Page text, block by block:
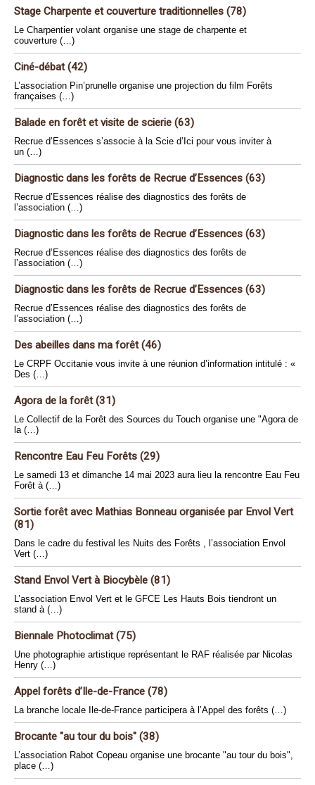
Stage Charpente et couverture traditionnelles (78)
Le Charpentier volant organise une stage de charpente et
couverture (…)
Ciné-débat (42)
L’association Pin’prunelle organise une projection du film Forêts
françaises (…)
Balade en forêt et visite de scierie (63)
Recrue d’Essences s’associe à la Scie d’Ici pour vous inviter à
un (…)
Diagnostic dans les forêts de Recrue d’Essences (63)
Recrue d’Essences réalise des diagnostics des forêts de
l’association (…)
Diagnostic dans les forêts de Recrue d’Essences (63)
Recrue d’Essences réalise des diagnostics des forêts de
l’association (…)
Diagnostic dans les forêts de Recrue d’Essences (63)
Recrue d’Essences réalise des diagnostics des forêts de
l’association (…)
Des abeilles dans ma forêt (46)
Le CRPF Occitanie vous invite à une réunion d’information intitulé : «
Des (…)
Agora de la forêt (31)
Le Collectif de la Forêt des Sources du Touch organise une "Agora de
la (…)
Rencontre Eau Feu Forêts (29)
Le samedi 13 et dimanche 14 mai 2023 aura lieu la rencontre Eau Feu
Forêt à (…)
Sortie forêt avec Mathias Bonneau organisée par Envol Vert
(81)
Dans le cadre du festival les Nuits des Forêts , l’association Envol
Vert (…)
Stand Envol Vert à Biocybèle (81)
L’association Envol Vert et le GFCE Les Hauts Bois tiendront un
stand à (…)
Biennale Photoclimat (75)
Une photographie artistique représentant le RAF réalisée par Nicolas
Henry (…)
Appel forêts d’Ile-de-France (78)
La branche locale Ile-de-France participera à l’Appel des forêts (…)
Brocante "au tour du bois" (38)
L’association Rabot Copeau organise une brocante "au tour du bois",
place (…)